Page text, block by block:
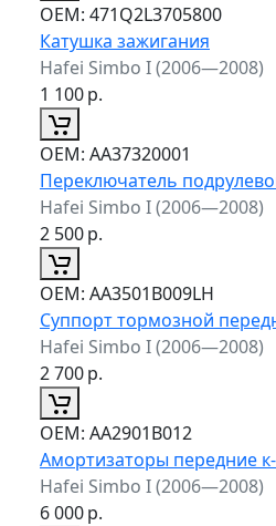
ОЕМ: 471Q2L3705800
Катушка зажигания
Hafei Simbo I (2006—2008)
1 100р.
ОЕМ: AA37320001
Переключатель
Hafei Simbo I (2006—2008)
2 500р.
ОЕМ: AA3501B009LH
Суппорт тормозной
Hafei Simbo I (2006—2008)
2 700р.
ОЕМ: AA2901B012
Амортизаторы передние
Hafei Simbo I (2006—2008)
6 000р.